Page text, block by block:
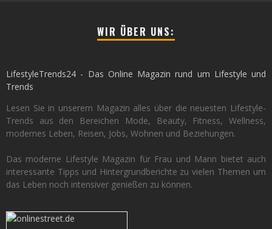
WIR ÜBER UNS:
LifestyleTrends24 - Das Online Magazin rund um Lifestyle und
Trends
Lesen Sie in unserem Magazin alles über die neuesten Lifestyle-
Trends aus den Bereichen Mode, Beauty, Fitness, Wellness,
modernes Leben, Reisen, Jobs, Wohnen und Beziehungen.
Das moderne Lifestyle Magazin für Frau und Mann bietet auch
interessante Tipps und Hintergrundberichte zu vielen Themen um
das Leben noch intensiver genießen zu können.